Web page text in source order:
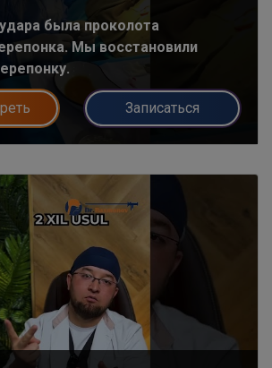
была проколота
Мы восстановили
Записаться